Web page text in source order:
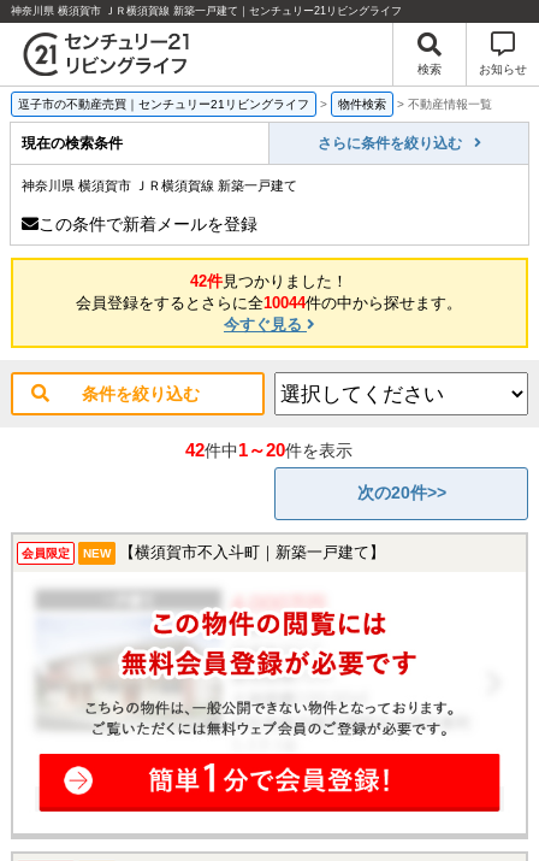
神奈川県 横須賀市 ＪＲ横須賀線 新築一戸建て｜センチュリー21リビングライフ
検索 お知らせ
逗子市の不動産売買｜センチュリー21リビングライフ > 物件検索 > 不動産情報一覧
現在の検索条件 さらに条件を絞り込む
神奈川県 横須賀市 ＪＲ横須賀線 新築一戸建て
この条件で新着メールを登録
42件見つかりました！
会員登録をするとさらに全10044件の中から探せます。
今すぐ見る
条件を絞り込む
42件中1～20件を表示
次の20件>>
会員限定 NEW 【横須賀市不入斗町｜新築一戸建て】